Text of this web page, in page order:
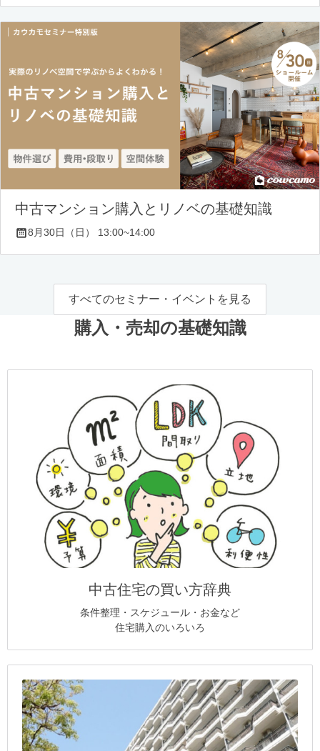
中古マンション購入とリノベの基礎知識
8月30日（日） 13:00~14:00
すべてのセミナー・イベントを見る
購入・売却の基礎知識
中古住宅の買い方辞典
条件整理・スケジュール・お金など
住宅購入のいろいろ